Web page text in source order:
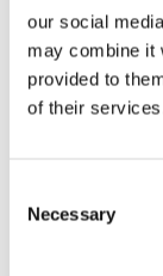
our social
may combine it
provided to
of their
Selection
Necessary